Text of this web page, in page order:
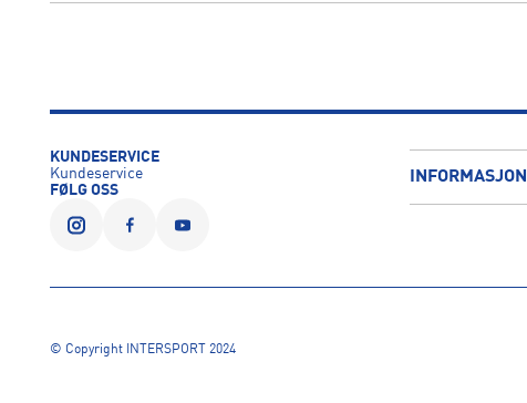
KUNDESERVICE
Kundeservice
FØLG OSS
INFORMASJON
© Copyright INTERSPORT 2024